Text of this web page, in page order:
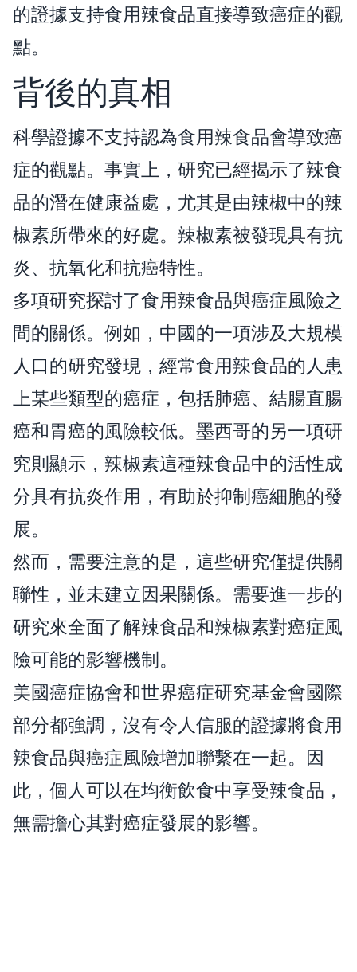
的證據支持食用辣食品直接導致癌症的觀
點。
背後的真相
科學證據不支持認為食用辣食品會導致癌
症的觀點。事實上，研究已經揭示了辣食
品的潛在健康益處，尤其是由辣椒中的辣
椒素所帶來的好處。辣椒素被發現具有抗
炎、抗氧化和抗癌特性。
多項研究探討了食用辣食品與癌症風險之
間的關係。例如，中國的一項涉及大規模
人口的研究發現，經常食用辣食品的人患
上某些類型的癌症，包括肺癌、結腸直腸
癌和胃癌的風險較低。墨西哥的另一項研
究則顯示，辣椒素這種辣食品中的活性成
分具有抗炎作用，有助於抑制癌細胞的發
展。
然而，需要注意的是，這些研究僅提供關
聯性，並未建立因果關係。需要進一步的
研究來全面了解辣食品和辣椒素對癌症風
險可能的影響機制。
美國癌症協會和世界癌症研究基金會國際
部分都強調，沒有令人信服的證據將食用
辣食品與癌症風險增加聯繫在一起。因
此，個人可以在均衡飲食中享受辣食品，
無需擔心其對癌症發展的影響。